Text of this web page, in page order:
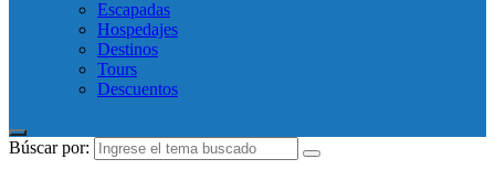
Escapadas
Hospedajes
Destinos
Tours
Descuentos
Búscar por: